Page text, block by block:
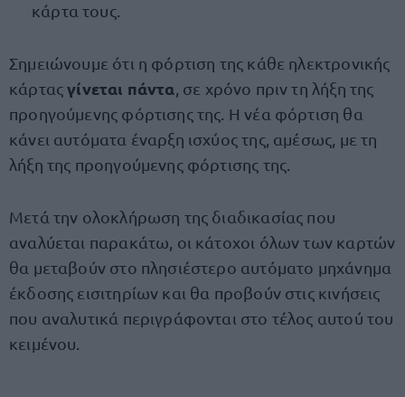
κάρτα τους.
Σημειώνουμε ότι η φόρτιση της κάθε ηλεκτρονικής
κάρταςγίνεται πάντα , σε χρόνο πριν τη λήξη της
προηγούμενης φόρτισης της. Η νέα φόρτιση θα
κάνει αυτόματα έναρξη ισχύος της, αμέσως, με τη
λήξη της προηγούμενης φόρτισης της.
Μετά την ολοκλήρωση της διαδικασίας που
αναλύεται παρακάτω, οι κάτοχοι όλων των καρτών
θα μεταβούν στο πλησιέστερο αυτόματο μηχάνημα
έκδοσης εισιτηρίων και θα προβούν στις κινήσεις
που αναλυτικά περιγράφονται στο τέλος αυτού του
κειμένου.